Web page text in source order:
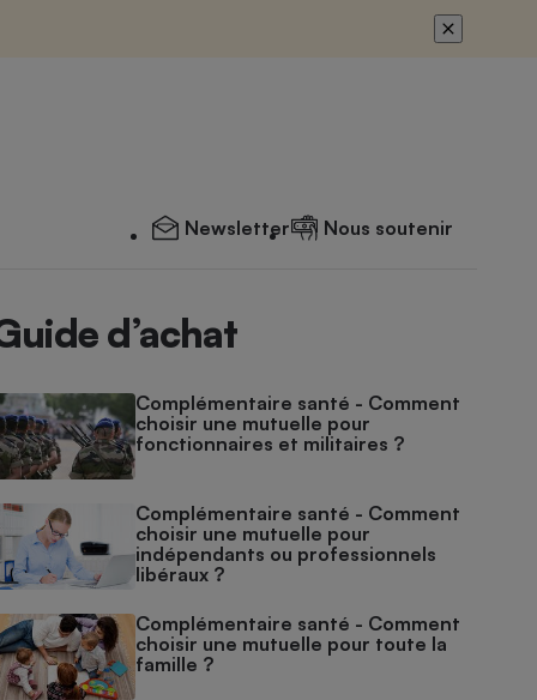
Newsletter Nous soutenir
d’achat
Complémentaire santé - Comment
choisir une mutuelle pour
fonctionnaires et militaires ?
Complémentaire santé - Comment
choisir une mutuelle pour
indépendants ou professionnels
libéraux ?
Complémentaire santé - Comment
choisir une mutuelle pour toute la
famille ?